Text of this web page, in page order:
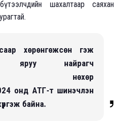
шахалтаар саяхан
хөрөнгөжсөн гэж
яруу найрагч
нөхөр
онд АТГ-т шинэчлэн
байна.